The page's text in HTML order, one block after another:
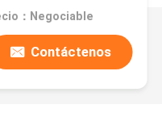
：Negociable
Contáctenos